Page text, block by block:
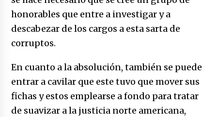
honorables que entre a investigar y a
descabezar de los cargos a esta sarta de
corruptos.
En cuanto a la absolución, también se puede
entrar a cavilar que este tuvo que mover sus
fichas y estos emplearse a fondo para tratar
de suavizar a la justicia norte americana,